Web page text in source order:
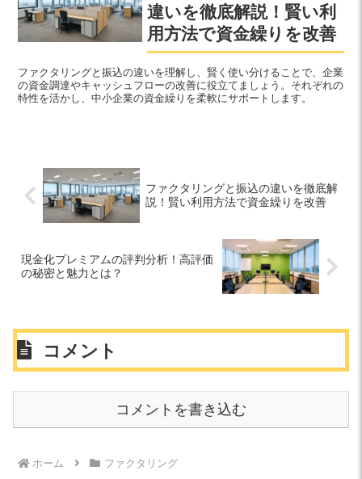
違いを徹底解説！賢い利
用方法で資金繰りを改善
ファクタリングと振込の違いを理解し、賢く使い分けることで、企業
の資金調達やキャッシュフローの改善に役立てましょう。それぞれの
特性を活かし、中小企業の資金繰りを柔軟にサポートします。
ファクタリングと振込の違いを徹底解
説！賢い利用方法で資金繰りを改善
現金化プレミアムの評判分析！高評価
の秘密と魅力とは？
コメント
コメントを書き込む
ホーム ファクタリング